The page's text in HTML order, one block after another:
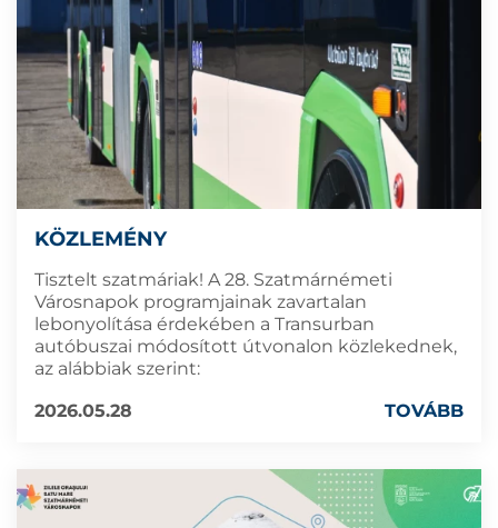
KÖZLEMÉNY
Tisztelt szatmáriak! A 28. Szatmárnémeti
Városnapok programjainak zavartalan
lebonyolítása érdekében a Transurban
autóbuszai módosított útvonalon közlekednek,
az alábbiak szerint:
2026.05.28
TOVÁBB